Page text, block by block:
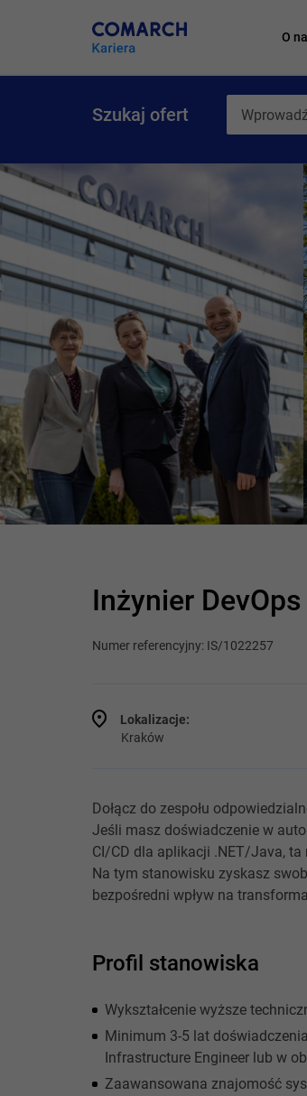
O
Szukaj ofert
Inżynier
Numer referencyjny: IS/1022257
Lokalizacje:
Kraków
Dołącz do zespołu
Jeśli masz doświadczenie w
CI/CD dla aplikacji .NET/Java,
Na tym stanowisku zyskasz
bezpośredni wpływ na
Profil stanowiska
Wykształcenie wyższe
Minimum 3-5 lat
Infrastructure Engineer lub w
Zaawansowana znajomość